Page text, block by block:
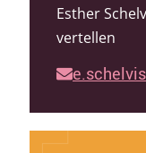
Esther
vertellen